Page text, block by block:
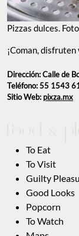
Pizzas dulces.
¡Coman,
Dirección: Calle de
Teléfono: 55 1543
Sitio Web: pixza.mx
To Eat
To Visit
Guilty
Good Looks
Popcorn
To Watch